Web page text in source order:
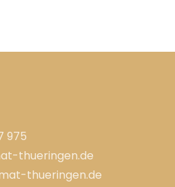
975
thueringen.de
thueringen.de